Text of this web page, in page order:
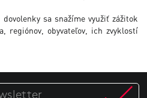
sa snažíme využiť zážitok
regiónov, obyvateľov, ich zvyklostí